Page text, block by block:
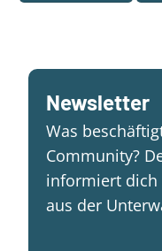
Newsletter
Was
Community?
informiert dich
aus der